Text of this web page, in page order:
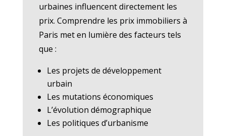
urbaines influencent directement les
prix. Comprendre les prix immobiliers à
Paris met en lumière des facteurs tels
que :
Les projets de développement
urbain
Les mutations économiques
L’évolution démographique
Les politiques d’urbanisme